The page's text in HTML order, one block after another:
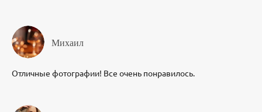
Михаил
Отличные фотографии! Все очень понравилось.